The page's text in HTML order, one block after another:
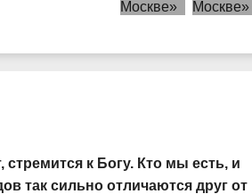
к Богу. Кто мы есть, и
так сильно отличаются друг от